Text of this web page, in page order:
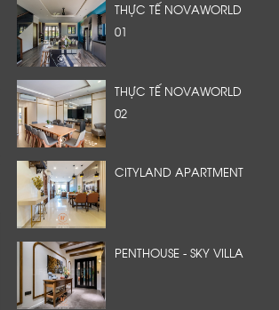
THỰC TẾ NOVAWORLD
01
THỰC TẾ NOVAWORLD
02
CITYLAND APARTMENT
PENTHOUSE - SKY VILLA